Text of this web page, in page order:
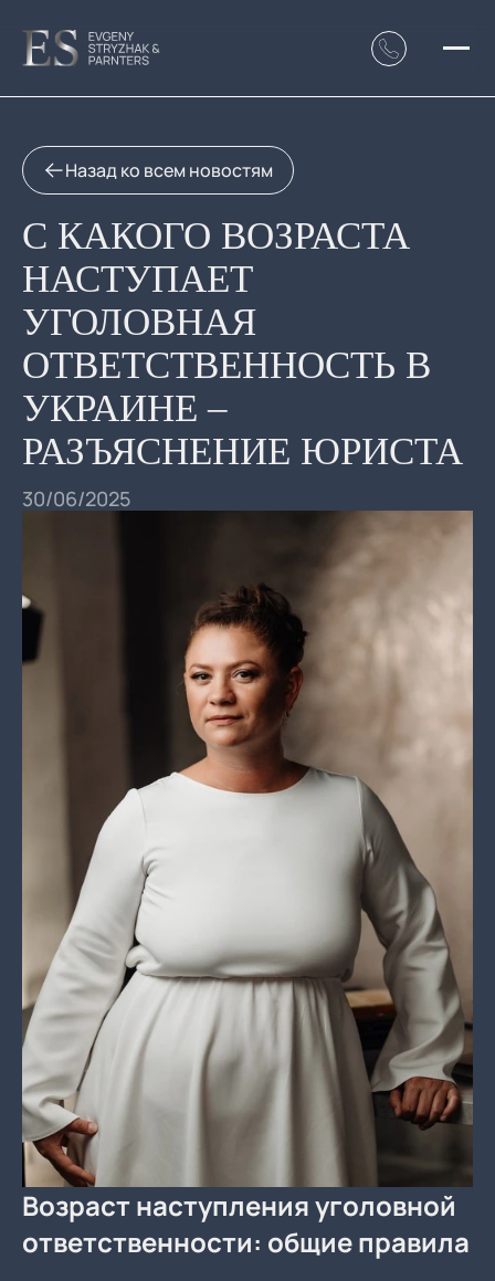
Назад ко всем новостям
С КАКОГО ВОЗРАСТА
НАСТУПАЕТ
УГОЛОВНАЯ
ОТВЕТСТВЕННОСТЬ В
УКРАИНЕ –
РАЗЪЯСНЕНИЕ ЮРИСТА
30/06/2025
Возраст наступления уголовной
ответственности: общие правила